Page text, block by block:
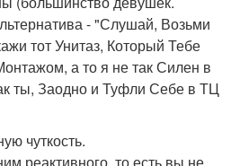
- "Слушай, Возьми
тот Унитаз, Который Тебе
а то я не так Силен в
ты, Заодно и Туфли Себе в ТЦ
чуткость.
реактивного, то есть вы не